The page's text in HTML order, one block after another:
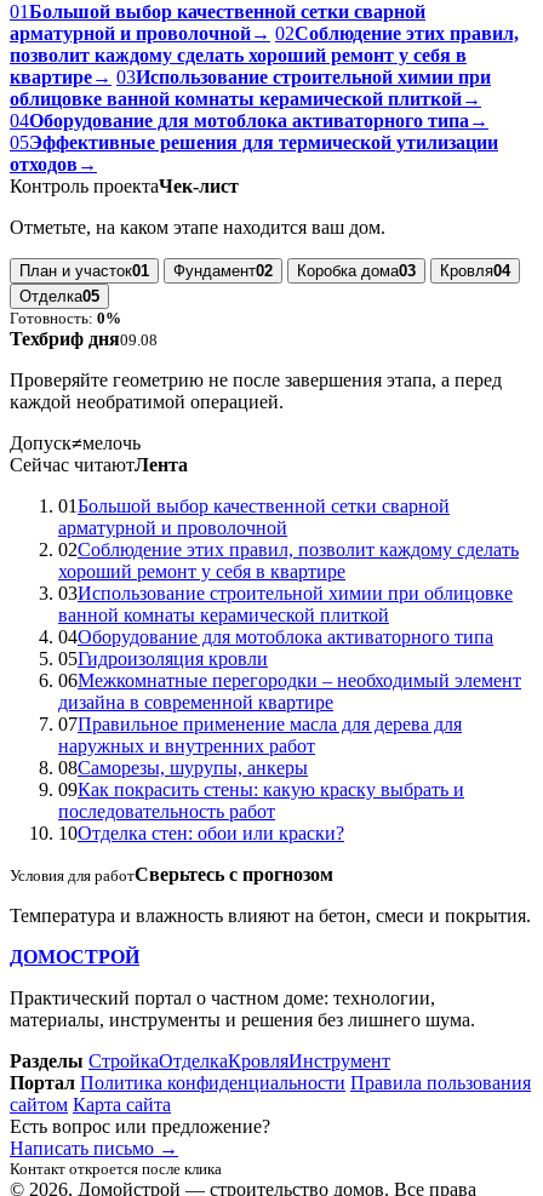
01Большой выбор качественной сетки сварной
арматурной и проволочной→ 02Соблюдение этих правил,
позволит каждому сделать хороший ремонт у себя в
квартире→ 03Использование строительной химии при
облицовке ванной комнаты керамической плиткой→
04Оборудование для мотоблока активаторного типа→
05Эффективные решения для термической утилизации
отходов→
Контроль проектаЧек-лист
Отметьте, на каком этапе находится ваш дом.
План и участок01 Фундамент02 Коробка дома03 Кровля04
Отделка05
Готовность: 0%
Техбриф дня09.08
Проверяйте геометрию не после завершения этапа, а перед
каждой необратимой операцией.
Допуск≠мелочь
Сейчас читаютЛента
01Большой выбор качественной сетки сварной
арматурной и проволочной
02Соблюдение этих правил, позволит каждому сделать
хороший ремонт у себя в квартире
03Использование строительной химии при облицовке
ванной комнаты керамической плиткой
04Оборудование для мотоблока активаторного типа
05Гидроизоляция кровли
06Межкомнатные перегородки – необходимый элемент
дизайна в современной квартире
07Правильное применение масла для дерева для
наружных и внутренних работ
08Саморезы, шурупы, анкеры
09Как покрасить стены: какую краску выбрать и
последовательность работ
10Отделка стен: обои или краски?
Условия для работСверьтесь с прогнозом
Температура и влажность влияют на бетон, смеси и покрытия.
ДОМОСТРОЙ
Практический портал о частном доме: технологии,
материалы, инструменты и решения без лишнего шума.
Разделы СтройкаОтделкаКровляИнструмент
Портал Политика конфиденциальности Правила пользования
сайтом Карта сайта
Есть вопрос или предложение?
Написать письмо →
Контакт откроется после клика
© 2026, Домойстрой — строительство домов. Все права